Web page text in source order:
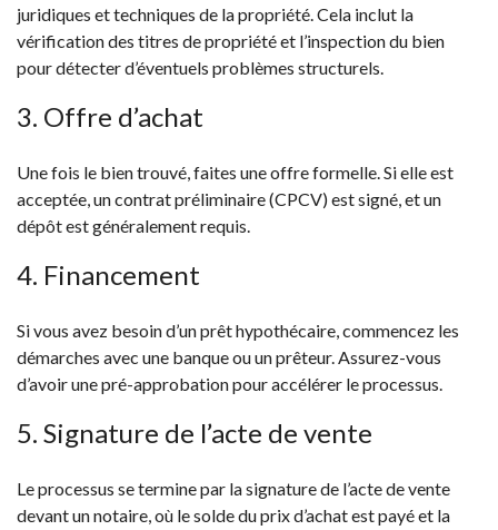
juridiques et techniques de la propriété. Cela inclut la
vérification des titres de propriété et l’inspection du bien
pour détecter d’éventuels problèmes structurels.
3. Offre d’achat
Une fois le bien trouvé, faites une offre formelle. Si elle est
acceptée, un contrat préliminaire (CPCV) est signé, et un
dépôt est généralement requis.
4. Financement
Si vous avez besoin d’un prêt hypothécaire, commencez les
démarches avec une banque ou un prêteur. Assurez-vous
d’avoir une pré-approbation pour accélérer le processus.
5. Signature de l’acte de vente
Le processus se termine par la signature de l’acte de vente
devant un notaire, où le solde du prix d’achat est payé et la